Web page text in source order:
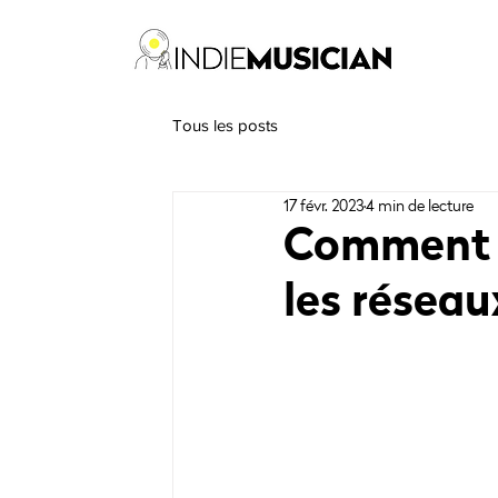
Tous les posts
les
17 févr. 20234 min de lecture